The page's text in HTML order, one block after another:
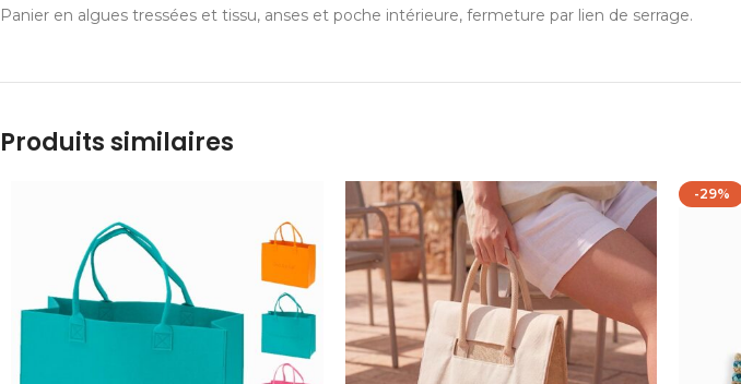
Panier en algues tressées et tissu, anses et poche intérieure, fermeture par lien de serrage.
Produits similaires
-29%